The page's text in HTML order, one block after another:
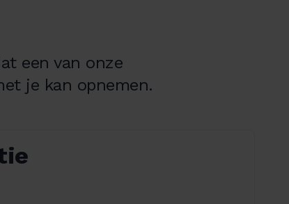
een van onze
je kan opnemen.